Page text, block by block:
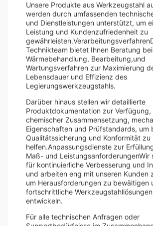
Unsere Produkte aus Werkzeugstahl
werden durch umfassenden
und Dienstleistungen unterstützt, um
Leistung und Kundenzufriedenheit zu
Technikteam bietet Ihnen Beratung
Wärmebehandlung, Bearbeitung,und
Wartungsverfahren zur Maximierung
Lebensdauer und Effizienz des
Legierungswerkzeugstahls.
Darüber hinaus stellen wir detaillierte
Produktdokumentation zur Verfügung,
chemischer Zusammensetzung,
Eigenschaften und Prüfstandards, um
Qualitätssicherung und Konformität zu
helfen.Anpassungsdienste zur
Maß- und LeistungsanforderungenWir
für kontinuierliche Verbesserung und
und arbeiten eng mit unseren Kunden
um Herausforderungen zu bewältigen
fortschrittliche
entwickeln.
Für alle technischen Anfragen oder